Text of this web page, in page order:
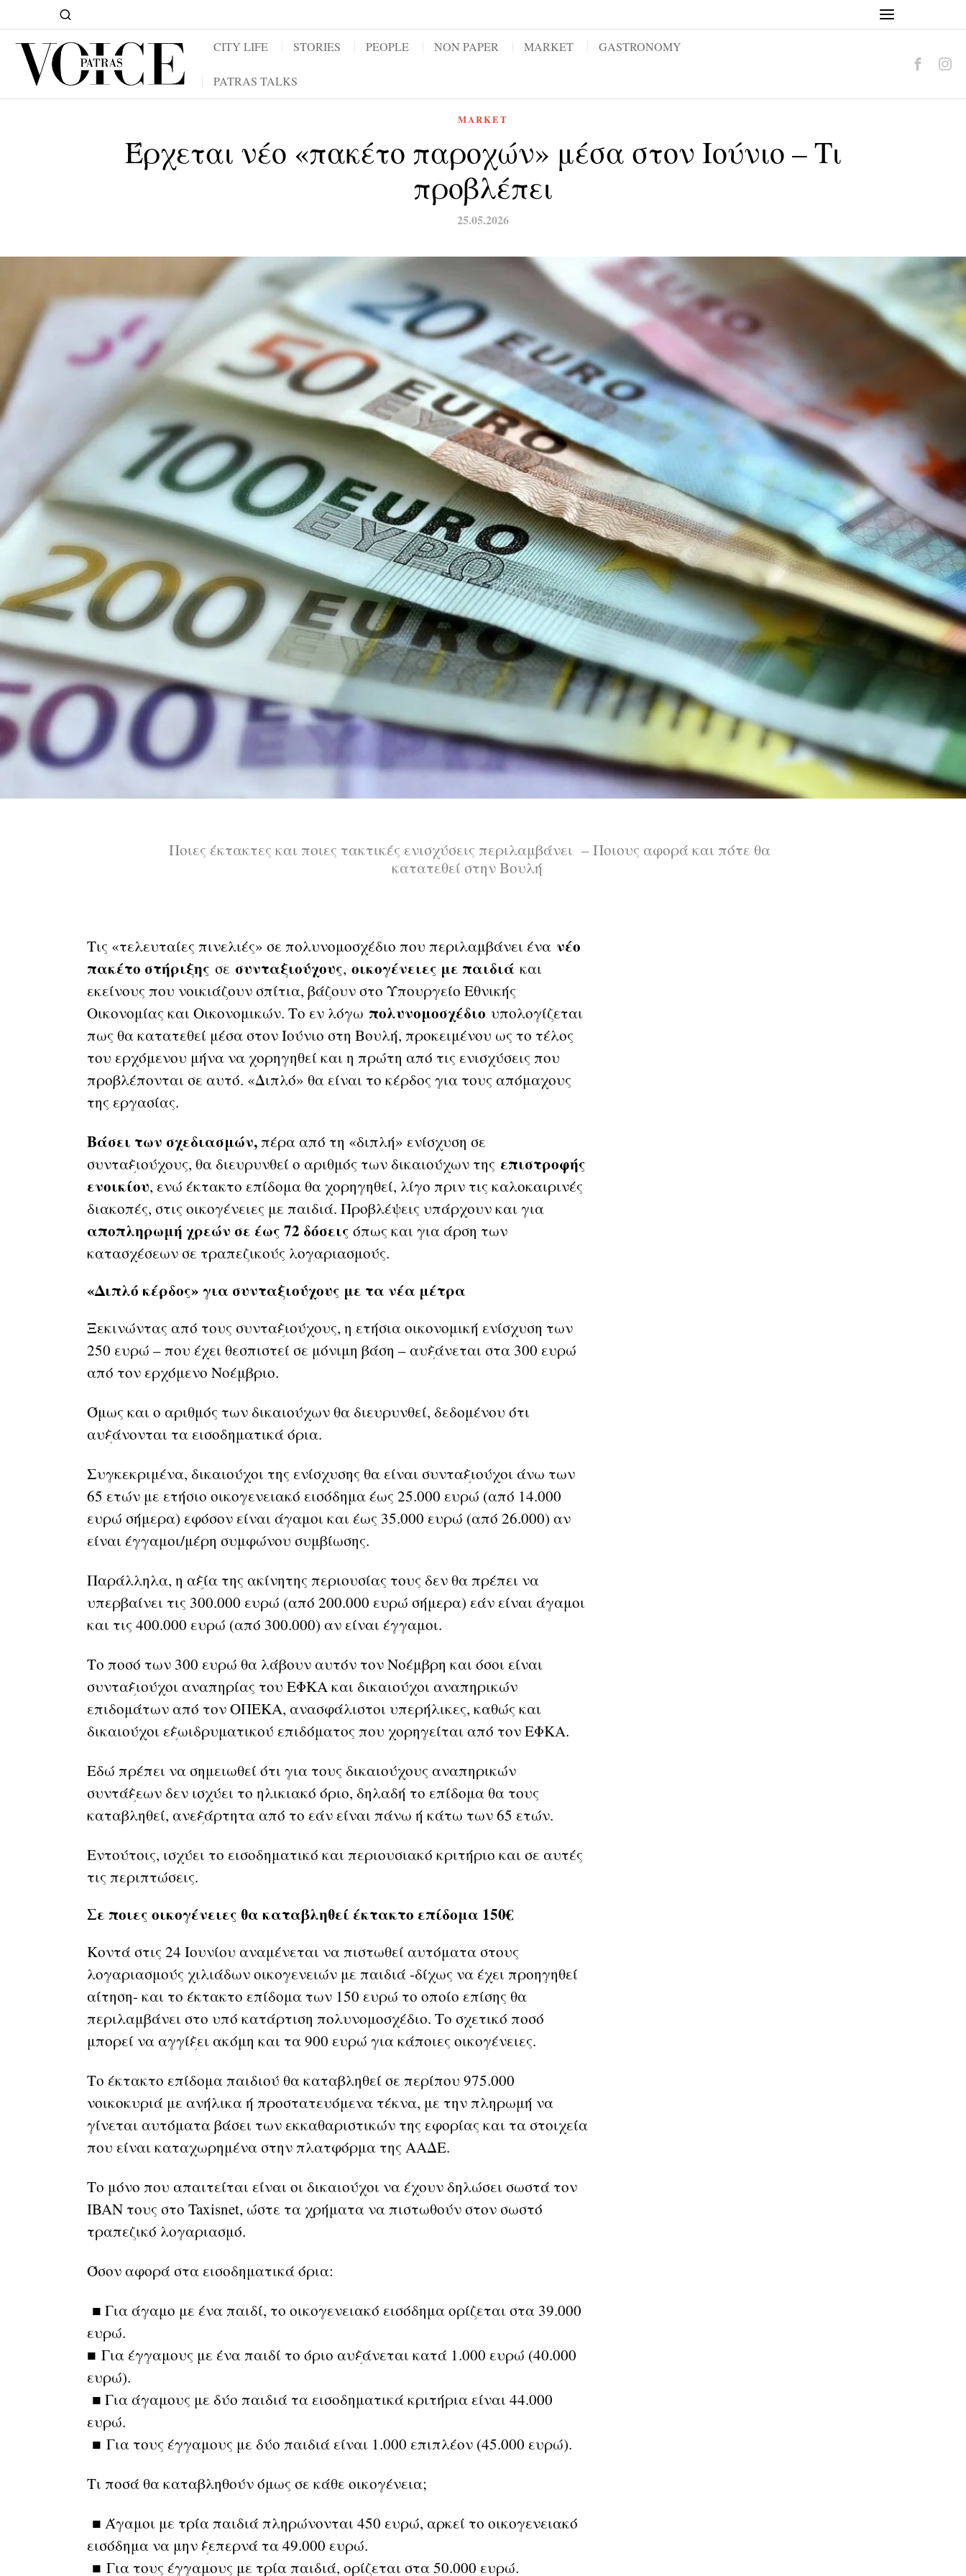
CITY LIFE STORIES PEOPLE NON PAPER MARKET GASTRONOMY
PATRAS TALKS
MARKET
Έρχεται νέο «πακέτο παροχών» μέσα στον Ιούνιο – Τι
προβλέπει
25.05.2026
Ποιες έκτακτες και ποιες τακτικές ενισχύσεις περιλαμβάνει – Ποιους αφορά και πότε θα
κατατεθεί στην Βουλή
Τις «τελευταίες πινελιές» σε πολυνομοσχέδιο που περιλαμβάνει ένανέο
πακέτο στήριξης σε συνταξιούχους, οικογένειες με παιδιά και
εκείνους που νοικιάζουν σπίτια, βάζουν στο Υπουργείο Εθνικής
Οικονομίας και Οικονομικών. Το εν λόγω πολυνομοσχέδιο υπολογίζεται
πως θα κατατεθεί μέσα στον Ιούνιο στη Βουλή, προκειμένου ως το τέλος
του ερχόμενου μήνα να χορηγηθεί και η πρώτη από τις ενισχύσεις που
προβλέπονται σε αυτό. «Διπλό» θα είναι το κέρδος για τους απόμαχους
της εργασίας.
Βάσει των σχεδιασμών,πέρα από τη «διπλή» ενίσχυση σε
συνταξιούχους, θα διευρυνθεί ο αριθμός των δικαιούχων της επιστροφής
ενοικίου, ενώ έκτακτο επίδομα θα χορηγηθεί, λίγο πριν τις καλοκαιρινές
διακοπές, στις οικογένειες με παιδιά. Προβλέψεις υπάρχουν και για
αποπληρωμή χρεών σε έως 72 δόσεις όπως και για άρση των
κατασχέσεων σε τραπεζικούς λογαριασμούς.
«Διπλό κέρδος» για συνταξιούχους με τα νέα μέτρα
Ξεκινώντας από τους συνταξιούχους, η ετήσια οικονομική ενίσχυση των
250 ευρώ – που έχει θεσπιστεί σε μόνιμη βάση – αυξάνεται στα 300 ευρώ
από τον ερχόμενο Νοέμβριο.
Όμως και ο αριθμός των δικαιούχων θα διευρυνθεί, δεδομένου ότι
αυξάνονται τα εισοδηματικά όρια.
Συγκεκριμένα, δικαιούχοι της ενίσχυσης θα είναι συνταξιούχοι άνω των
65 ετών με ετήσιο οικογενειακό εισόδημα έως 25.000 ευρώ (από 14.000
ευρώ σήμερα) εφόσον είναι άγαμοι και έως 35.000 ευρώ (από 26.000) αν
είναι έγγαμοι/μέρη συμφώνου συμβίωσης.
Παράλληλα, η αξία της ακίνητης περιουσίας τους δεν θα πρέπει να
υπερβαίνει τις 300.000 ευρώ (από 200.000 ευρώ σήμερα) εάν είναι άγαμοι
και τις 400.000 ευρώ (από 300.000) αν είναι έγγαμοι.
Το ποσό των 300 ευρώ θα λάβουν αυτόν τον Νοέμβρη και όσοι είναι
συνταξιούχοι αναπηρίας του ΕΦΚΑ και δικαιούχοι αναπηρικών
επιδομάτων από τον ΟΠΕΚΑ, ανασφάλιστοι υπερήλικες, καθώς και
δικαιούχοι εξωιδρυματικού επιδόματος που χορηγείται από τον ΕΦΚΑ.
Εδώ πρέπει να σημειωθεί ότι για τους δικαιούχους αναπηρικών
συντάξεων δεν ισχύει το ηλικιακό όριο, δηλαδή το επίδομα θα τους
καταβληθεί, ανεξάρτητα από το εάν είναι πάνω ή κάτω των 65 ετών.
Εντούτοις, ισχύει το εισοδηματικό και περιουσιακό κριτήριο και σε αυτές
τις περιπτώσεις.
Σε ποιες οικογένειες θα καταβληθεί έκτακτο επίδομα 150€
Κοντά στις 24 Ιουνίου αναμένεται να πιστωθεί αυτόματα στους
λογαριασμούς χιλιάδων οικογενειών με παιδιά -δίχως να έχει προηγηθεί
αίτηση- και το έκτακτο επίδομα των 150 ευρώ το οποίο επίσης θα
περιλαμβάνει στο υπό κατάρτιση πολυνομοσχέδιο. Το σχετικό ποσό
μπορεί να αγγίξει ακόμη και τα 900 ευρώ για κάποιες οικογένειες.
Το έκτακτο επίδομα παιδιού θα καταβληθεί σε περίπου 975.000
νοικοκυριά με ανήλικα ή προστατευόμενα τέκνα, με την πληρωμή να
γίνεται αυτόματα βάσει των εκκαθαριστικών της εφορίας και τα στοιχεία
που είναι καταχωρημένα στην πλατφόρμα της ΑΑΔΕ.
Το μόνο που απαιτείται είναι οι δικαιούχοι να έχουν δηλώσει σωστά τον
IBAN τους στο Taxisnet, ώστε τα χρήματα να πιστωθούν στον σωστό
τραπεζικό λογαριασμό.
Όσον αφορά στα εισοδηματικά όρια:
■ Για άγαμο με ένα παιδί, το οικογενειακό εισόδημα ορίζεται στα 39.000
ευρώ.
■ Για έγγαμους με ένα παιδί το όριο αυξάνεται κατά 1.000 ευρώ (40.000
ευρώ).
■ Για άγαμους με δύο παιδιά τα εισοδηματικά κριτήρια είναι 44.000
ευρώ.
■ Για τους έγγαμους με δύο παιδιά είναι 1.000 επιπλέον (45.000 ευρώ).
Τι ποσά θα καταβληθούν όμως σε κάθε οικογένεια;
■ Άγαμοι με τρία παιδιά πληρώνονται 450 ευρώ, αρκεί το οικογενειακό
εισόδημα να μην ξεπερνά τα 49.000 ευρώ.
■ Για τους έγγαμους με τρία παιδιά, ορίζεται στα 50.000 ευρώ.